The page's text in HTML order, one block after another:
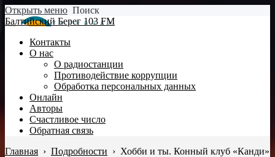
Открыть меню Поиск
Балтийский Берег 103 FM
Контакты
О нас
О радиостанции
Противодействие коррупции
Обработка персональных данных
Онлайн
Авторы
Счастливое число
Обратная связь
Главная › Подробности › Хобби и ты. Конный клуб «Канди»